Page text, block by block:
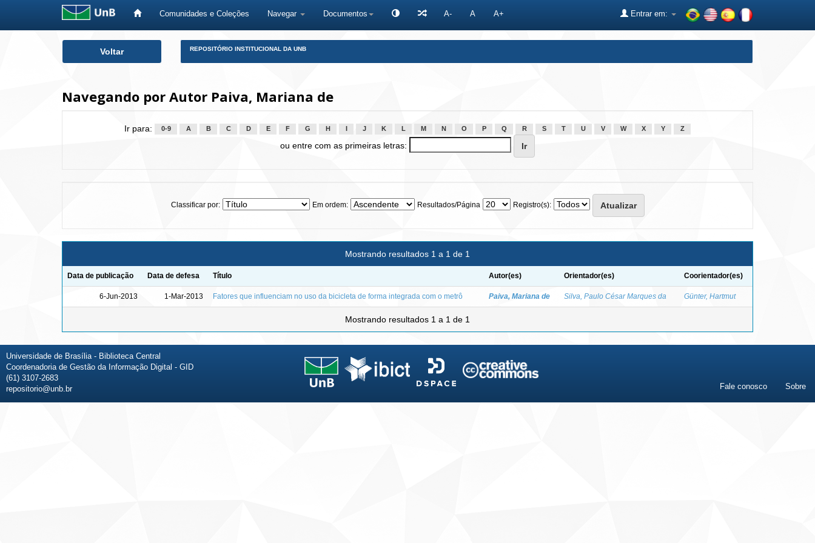
Comunidades e Coleções Navegar Documentos A- A A+ Entrar em:
Voltar REPOSITÓRIO INSTITUCIONAL DA UNB
Navegando por Autor Paiva, Mariana de
Ir para: 0-9 A B C D E F G H J K L M N O P Q R S T U V W X Y Z
ou entre com as primeiras letras:
Classificar por: Em ordem: Resultados/Página Registro(s):
Mostrando resultados 1 a 1 de 1
Data de publicação Data de defesa Título Autor(es) Orientador(es) Coorientador(es)
6-Jun-2013 1-Mar-2013 Fatores que influenciam no uso da bicicleta de forma integrada com o metrô Paiva, Mariana de Silva, Paulo César Marques da Günter, Hartmut
Mostrando resultados 1 a 1 de 1
Universidade de Brasília - Biblioteca Central
Coordenadoria de Gestão da Informação Digital - GID
(61) 3107-2683
repositorio@unb.br
Fale conosco Sobre